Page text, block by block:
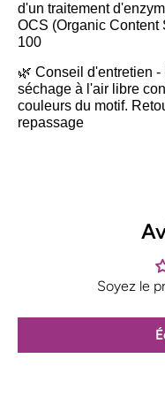
d'un traitement
OCS (Organic Content
100
🌿 Conseil d'entretien
séchage à l'air libre
couleurs du motif.
repassage
Soyez le